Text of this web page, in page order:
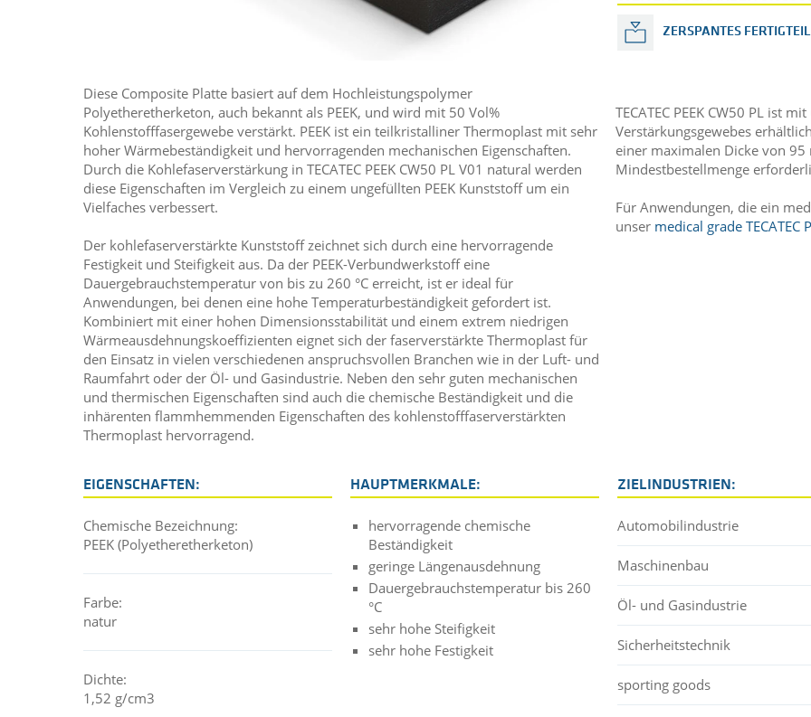
ZERSPANTES FERTIGTEIL
Diese Composite Platte basiert auf dem Hochleistungspolymer
Polyetheretherketon, auch bekannt als PEEK, und wird mit 50 Vol%
Kohlenstofffasergewebe verstärkt. PEEK ist ein teilkristalliner Thermoplast mit sehr
hoher Wärmebeständigkeit und hervorragenden mechanischen Eigenschaften.
Durch die Kohlefaserverstärkung in TECATEC PEEK CW50 PL V01 natural werden
diese Eigenschaften im Vergleich zu einem ungefüllten PEEK Kunststoff um ein
Vielfaches verbessert.
Der kohlefaserverstärkte Kunststoff zeichnet sich durch eine hervorragende
Festigkeit und Steifigkeit aus. Da der PEEK-Verbundwerkstoff eine
Dauergebrauchstemperatur von bis zu 260 °C erreicht, ist er ideal für
Anwendungen, bei denen eine hohe Temperaturbeständigkeit gefordert ist.
Kombiniert mit einer hohen Dimensionsstabilität und einem extrem niedrigen
Wärmeausdehnungskoeffizienten eignet sich der faserverstärkte Thermoplast für
den Einsatz in vielen verschiedenen anspruchsvollen Branchen wie in der Luft- und
Raumfahrt oder der Öl- und Gasindustrie. Neben den sehr guten mechanischen
und thermischen Eigenschaften sind auch die chemische Beständigkeit und die
inhärenten flammhemmenden Eigenschaften des kohlenstofffaserverstärkten
Thermoplast hervorragend.
TECATEC PEEK CW50 PL ist
Verstärkungsgewebes
einer maximalen Dicke von
Mindestbestellmenge
Für Anwendungen, die ein
unser medical grade TECATEC
EIGENSCHAFTEN:
Chemische Bezeichnung:
PEEK (Polyetheretherketon)
Farbe:
natur
Dichte:
1,52 g/cm3
HAUPTMERKMALE:
hervorragende chemische
Beständigkeit
geringe Längenausdehnung
Dauergebrauchstemperatur bis 260
°C
sehr hohe Steifigkeit
sehr hohe Festigkeit
ZIELINDUSTRIEN:
Automobilindustrie
Maschinenbau
Öl- und Gasindustrie
Sicherheitstechnik
sporting goods